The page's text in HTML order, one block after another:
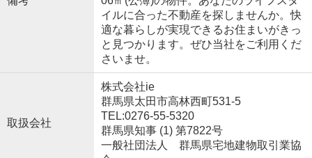
イルに合った不動産を探しませんか。快
適な暮らしが実現できるお住まいがきっ
と見つかります。ぜひ当社をご利用くだ
さいませ。
取扱会社
株式会社ie
群馬県太田市高林西町531-5
TEL:0276-55-5320
群馬県知事 (1) 第7822号
一般社団法人 群馬県宅地建物取引業協